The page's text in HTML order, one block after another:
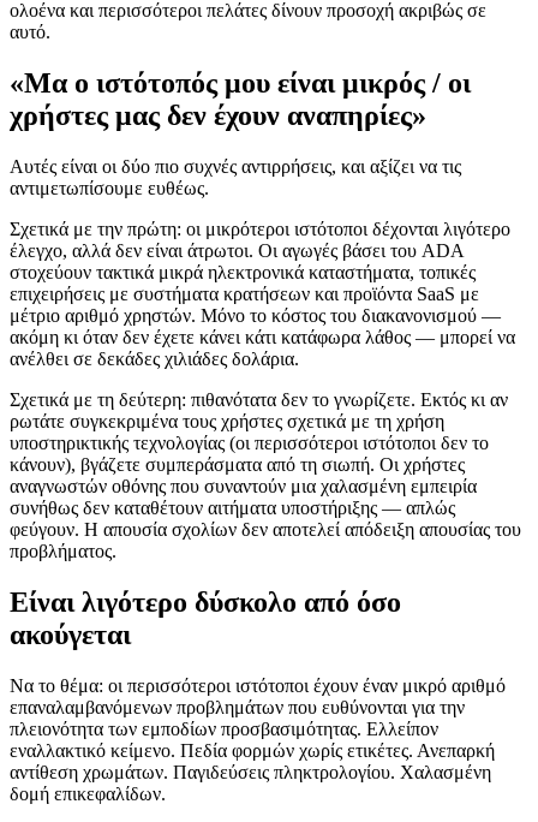
ολοένα και περισσότεροι πελάτες δίνουν προσοχή ακριβώς σε
αυτό.
«Μα ο ιστότοπός μου είναι μικρός / οι
χρήστες μας δεν έχουν αναπηρίες»
Αυτές είναι οι δύο πιο συχνές αντιρρήσεις, και αξίζει να τις
αντιμετωπίσουμε ευθέως.
Σχετικά με την πρώτη: οι μικρότεροι ιστότοποι δέχονται λιγότερο
έλεγχο, αλλά δεν είναι άτρωτοι. Οι αγωγές βάσει του ADA
στοχεύουν τακτικά μικρά ηλεκτρονικά καταστήματα, τοπικές
επιχειρήσεις με συστήματα κρατήσεων και προϊόντα SaaS με
μέτριο αριθμό χρηστών. Μόνο το κόστος του διακανονισμού —
ακόμη κι όταν δεν έχετε κάνει κάτι κατάφωρα λάθος — μπορεί να
ανέλθει σε δεκάδες χιλιάδες δολάρια.
Σχετικά με τη δεύτερη: πιθανότατα δεν το γνωρίζετε. Εκτός κι αν
ρωτάτε συγκεκριμένα τους χρήστες σχετικά με τη χρήση
υποστηρικτικής τεχνολογίας (οι περισσότεροι ιστότοποι δεν το
κάνουν), βγάζετε συμπεράσματα από τη σιωπή. Οι χρήστες
αναγνωστών οθόνης που συναντούν μια χαλασμένη εμπειρία
συνήθως δεν καταθέτουν αιτήματα υποστήριξης — απλώς
φεύγουν. Η απουσία σχολίων δεν αποτελεί απόδειξη απουσίας του
προβλήματος.
Είναι λιγότερο δύσκολο από όσο
ακούγεται
Να το θέμα: οι περισσότεροι ιστότοποι έχουν έναν μικρό αριθμό
επαναλαμβανόμενων προβλημάτων που ευθύνονται για την
πλειονότητα των εμποδίων προσβασιμότητας. Ελλείπον
εναλλακτικό κείμενο. Πεδία φορμών χωρίς ετικέτες. Ανεπαρκή
αντίθεση χρωμάτων. Παγιδεύσεις πληκτρολογίου. Χαλασμένη
δομή επικεφαλίδων.